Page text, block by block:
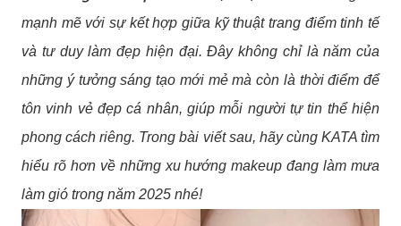
mạnh mẽ với sự kết hợp giữa kỹ thuật trang điểm tinh tế
và tư duy làm đẹp hiện đại. Đây không chỉ là năm của
những ý tưởng sáng tạo mới mẻ mà còn là thời điểm để
tôn vinh vẻ đẹp cá nhân, giúp mỗi người tự tin thể hiện
phong cách riêng. Trong bài viết sau, hãy cùng KATA tìm
hiểu rõ hơn về những xu hướng makeup đang làm mưa
làm gió trong năm 2025 nhé!